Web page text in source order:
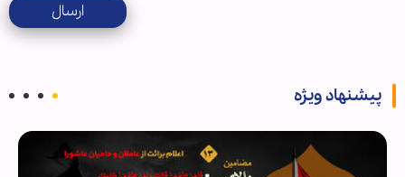
ارسال
پیشنهاد ویژه